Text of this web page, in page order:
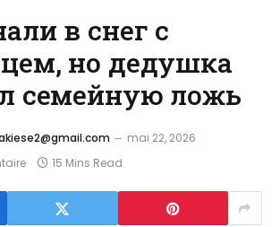
в снег с
но дедушка
семейную ложь
mai 22, 2026
15 Mins Read